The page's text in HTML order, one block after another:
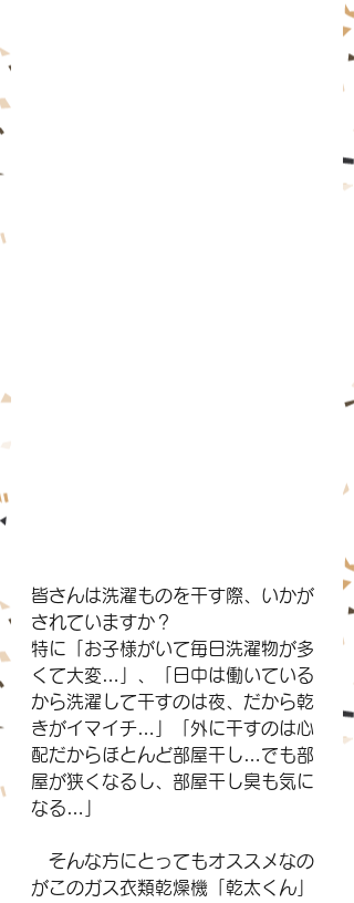
皆さんは洗濯ものを干す際、いかが
されていますか？
特に「お子様がいて毎日洗濯物が多
くて大変…」、「日中は働いている
から洗濯して干すのは夜、だから乾
きがイマイチ…」「外に干すのは心
配だからほとんど部屋干し…でも部
屋が狭くなるし、部屋干し臭も気に
なる…」
そんな方にとってもオススメなの
がこのガス衣類乾燥機「乾太くん」